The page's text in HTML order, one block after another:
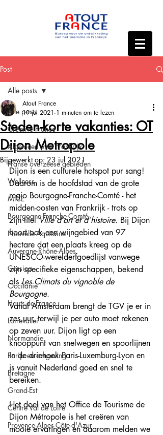
Post
Alle posts
Creative France
Algemeen over Frankrijk
Franse overzeese gebieden
Wellness
MICE
Bourgogne-Franche-Comté
Nouvelle-Aquitaine
Auvergne-Rhône-Alpes
Corsica
Occitanie
Hauts-de-France
Loirevallei
Normandie
Parijs en omgeving
Bretagne
Grand-Est
Centre Val de Loire
Provence-Alpes-Côte-d'Azur
Alle posts
Steden-korte vakanties: OT
Dijon Metropole
Atout France
19 jul 2021 1 minuten om te lezen
Bijgewerkt op: 23 jul 2021
Dijon is een culturele hotspot pur sang!
Daarom is de hoofdstad van de grote
regio Bourgogne-Franche-Comté - het
midden-oosten van Frankrijk - trots op
zijn titel Ville d’art et d’histoire. Bij Dijon
hoort ook een wijngebied van 97
hectare dat een plaats kreeg op de
UNESCO-werelderfgoedlijst vanwege
zijn specifieke eigenschappen, bekend
als Les Climats du vignoble de
Bourgogne.
Vanaf Amsterdam brengt de TGV je er in
zes uur, terwijl je per auto moet rekenen
op zeven uur. Dijon ligt op een
knooppunt van snelwegen en spoorlijnen
in de driehoek Paris-Luxemburg-Lyon en
is vanuit Nederland goed en snel te
bereiken.
Het doel van het Office de Tourisme de
Dijon Métropole is het creëren van
mooie ervaringen en daarom melden we